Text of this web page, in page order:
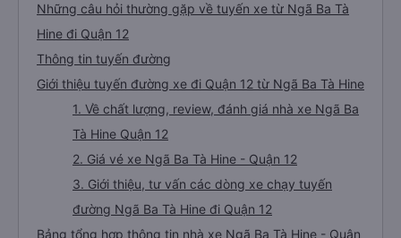
Những câu hỏi thường gặp về tuyến xe từ Ngã Ba Tà
Hine đi Quận 12
Thông tin tuyến đường
Giới thiệu tuyến đường xe đi Quận 12 từ Ngã Ba Tà Hine
1. Về chất lượng, review, đánh giá nhà xe Ngã Ba
Tà Hine Quận 12
2. Giá vé xe Ngã Ba Tà Hine - Quận 12
3. Giới thiệu, tư vấn các dòng xe chạy tuyến
đường Ngã Ba Tà Hine đi Quận 12
Bảng tổng hợp thông tin nhà xe Ngã Ba Tà Hine - Quận